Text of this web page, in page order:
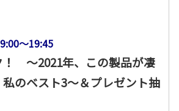
～19:45
！ ～2021年、この製品が凄
のベスト3〜＆プレゼント抽